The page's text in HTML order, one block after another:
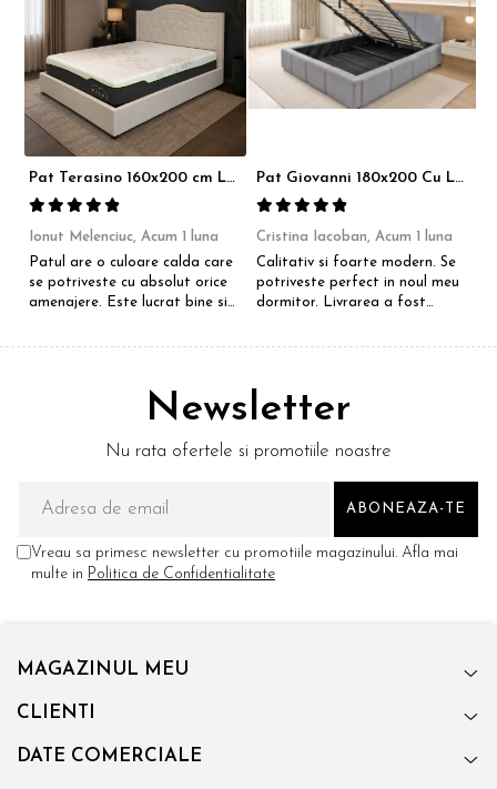
Pat Terasino 160x200 cm Lada Depozitare Tapitat Stofa Bej Somiera Inclusa
Ionut Melenciuc, Acum 1 luna
Patul are o culoare calda care
se potriveste cu absolut orice
amenajere. Este lucrat bine si
Pat Giovanni 180x200 Cu Lada De Depozitare Tapitat Catifea Gri Somiera Inclusa
Cristina Iacoban, Acum 1 luna
Calitativ si foarte modern. Se
potriveste perfect in noul meu
dormitor. Livrarea a fost
Newsletter
Nu rata ofertele si promotiile noastre
Vreau sa primesc newsletter cu promotiile magazinului. Afla mai
multe in Politica de Confidentialitate
MAGAZINUL MEU
CLIENTI
DATE COMERCIALE